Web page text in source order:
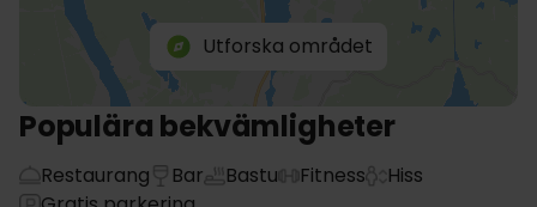
Utforska området
Populära bekvämligheter
Restaurang Bar Bastu Fitness
Hiss